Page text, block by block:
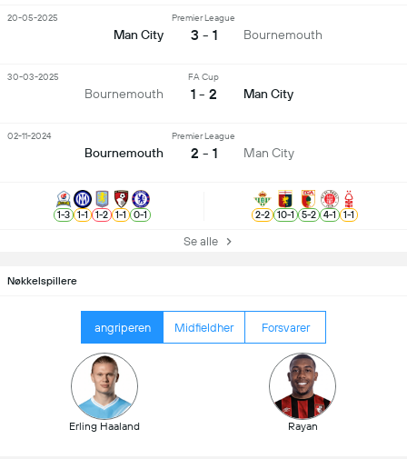
Nøkkelspillere
angriperen Midfieldher Forsvarer
Erling Haaland Rayan
Man City
Premier League
3 - 1 Bournemouth
20-05-2025
Bournemouth
FA Cup
1 - 2 Man City
30-03-2025
Bournemouth
Premier League
2 - 1 Man City
02-11-2024
1-3 1-1 1-2 1-1 0-1 2-2 10-1 5-2 4-1 1-1
Se alle